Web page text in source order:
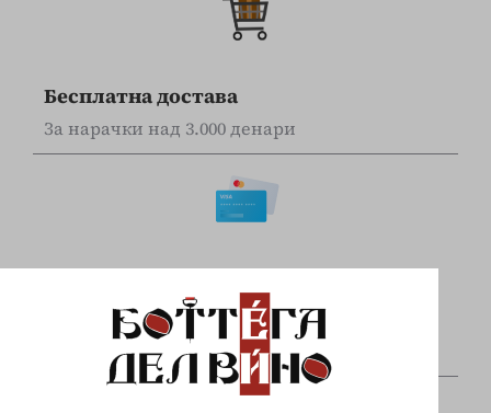
Бесплатна достава
За нарачки над 3.000 денари
Online наплата
Плаќајте сигурно и безбедно со вашите Visa
и Mastercard